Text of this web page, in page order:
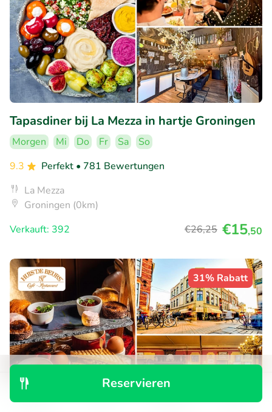
Reservieren
Tapasdiner bij La Mezza in hartje Groningen
Morgen Mi Do Fr Sa
So
9.3
Perfekt • 781 Bewertungen
La Mezza
Groningen (0km)
Verkauft: 392
€26,25 €15,50
31% Rabatt